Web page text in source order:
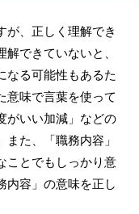
が、正しく理解でき
できていないと、
なる可能性もあるた
意味で言葉を使って
がいい加減」などの
た、「職務内容」
ことでもしっかり意
内容」の意味を正し